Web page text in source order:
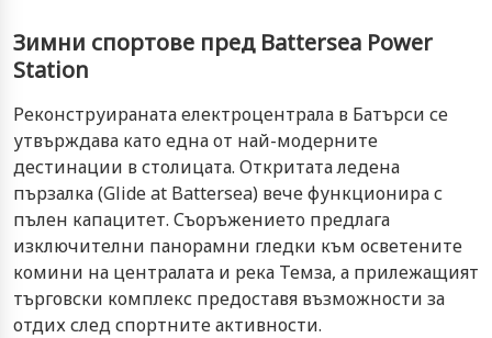
Зимни спортове пред Battersea Power
Station
Реконструираната електроцентрала в Батърси се
утвърждава като една от най-модерните
дестинации в столицата. Откритата ледена
пързалка (Glide at Battersea) вече функционира с
пълен капацитет. Съоръжението предлага
изключителни панорамни гледки към осветените
комини на централата и река Темза, а прилежащият
търговски комплекс предоставя възможности за
отдих след спортните активности.